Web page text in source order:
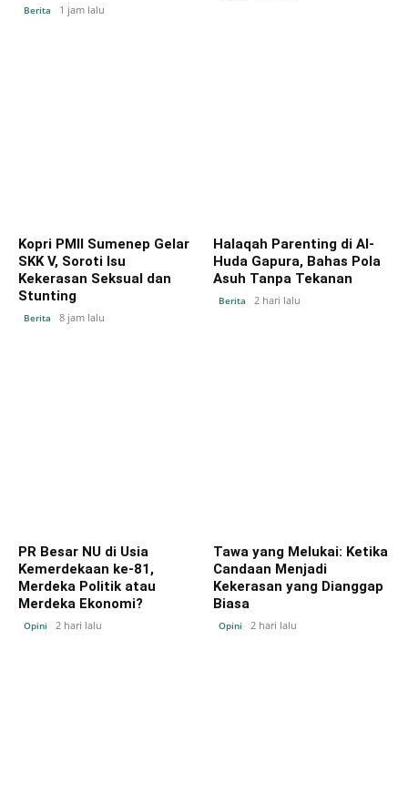
Berita 1 jam lalu
Kopri PMII Sumenep Gelar
SKK V, Soroti Isu
Kekerasan Seksual dan
Stunting
Berita 8 jam lalu
Halaqah Parenting di Al-
Huda Gapura, Bahas Pola
Asuh Tanpa Tekanan
Berita 2 hari lalu
PR Besar NU di Usia
Kemerdekaan ke-81,
Merdeka Politik atau
Merdeka Ekonomi?
Opini 2 hari lalu
Tawa yang Melukai: Ketika
Candaan Menjadi
Kekerasan yang Dianggap
Biasa
Opini 2 hari lalu